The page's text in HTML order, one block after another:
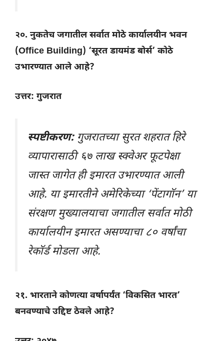
२०. नुकतेच जगातील सर्वात मोठे कार्यालयीन भवन
(Office Building) ‘सूरत डायमंड बोर्स’ कोठे
उभारण्यात आले आहे?
उत्तर: गुजरात
स्पष्टीकरण:गुजरातच्या सुरत शहरात हिरे
व्यापारासाठी ६७ लाख स्क्वेअर फूटपेक्षा
जास्त जागेत ही इमारत उभारण्यात आली
आहे. या इमारतीने अमेरिकेच्या ‘पेंटागॉन’ या
संरक्षण मुख्यालयाचा जगातील सर्वात मोठी
कार्यालयीन इमारत असण्याचा ८० वर्षांचा
रेकॉर्ड मोडला आहे.
२१. भारताने कोणत्या वर्षापर्यंत ‘विकसित भारत’
बनवण्याचे उद्दिष्ट ठेवले आहे?